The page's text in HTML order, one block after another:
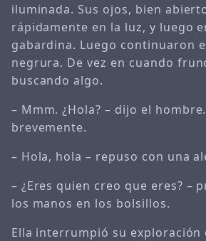
iluminada. Sus ojos, bien
rápidamente en la luz, y luego
gabardina. Luego continuaron
negrura. De vez en cuando
buscando algo.
– Mmm. ¿Hola? – dijo el
brevemente.
– Hola, hola – repuso con una
– ¿Eres quien creo que eres? –
los manos en los bolsillos.
Ella interrumpió su exploración